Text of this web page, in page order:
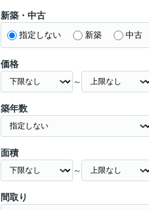
新築・中古
指定しない 新築 中古
価格
～
築年数
面積
～
間取り